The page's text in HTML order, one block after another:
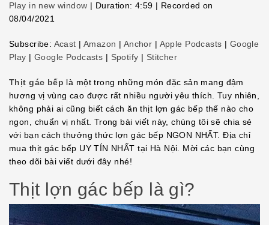
LINK
EMBED
Play in new window | Duration: 4:59 | Recorded on
08/04/2021
Subscribe: Acast | Amazon | Anchor | Apple Podcasts | Google
Play | Google Podcasts | Spotify | Stitcher
Thịt gác bếp là một trong những món đặc sản mang đậm
hương vị vùng cao được rất nhiều người yêu thích. Tuy nhiên,
không phải ai cũng biết cách ăn thịt lợn gác bếp thế nào cho
ngon, chuẩn vị nhất. Trong bài viết này, chúng tôi sẽ chia sẻ
với bạn cách thưởng thức lợn gác bếp NGON NHẤT. Địa chỉ
mua thịt gác bếp UY TÍN NHẤT tại Hà Nội. Mời các bạn cùng
theo dõi bài viết dưới đây nhé!
Thịt lợn gác bếp là gì?